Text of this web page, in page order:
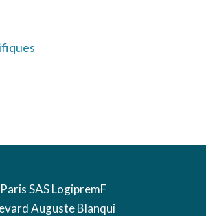
SAS LogipremF
Auguste Blanqui